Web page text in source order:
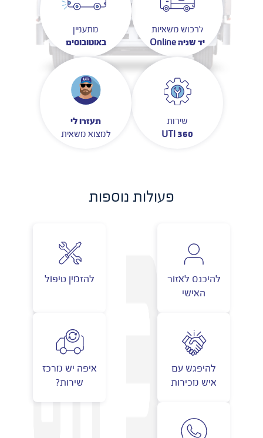
לרכוש משאיות
יד שניה Online
מתעניין
באוטובוסים
שירות
360
UTI
תעזרו לי
למצוא משאית
פעולות נוספות
להיכנס לאזור
האישי
להזמין טיפול
להיפגש עם
איש מכירות
איפה יש מרכז
שירות?